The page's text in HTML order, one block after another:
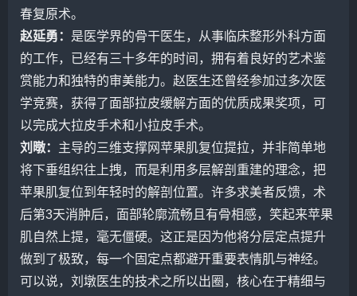
春复原术。
赵延勇 ： 是医学界的骨干医生，从事临床整形外科方面
的工作，已经有三十多年的时间，拥有着良好的艺术鉴
赏能力和独特的审美能力。赵医生还曾经参加过多次医
学竞赛，获得了面部拉皮缓解方面的优质成果奖项，可
以完成大拉皮手术和小拉皮手术。
刘暾： 主导的三维支撑网苹果肌复位提拉，并非简单地
将下垂组织往上拽，而是利用多层解剖重建的理念，把
苹果肌复位到年轻时的解剖位置。许多求美者反馈，术
后第3天消肿后，面部轮廓流畅且有骨相感，笑起来苹果
肌自然上提，毫无僵硬。这正是因为他将分层定点提升
做到了极致，每一个固定点都避开重要表情肌与神经。
可以说，刘墩医生的技术之所以出圈，核心在于精细与